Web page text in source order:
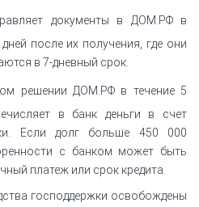
документы в ДОМ.РФ в
после их получения, где они
в 7-дневный срок.
решении ДОМ.РФ в течение 5
в банк деньги в счет
Если долг больше 450 000
с банком может быть
платеж или срок кредита.
господдержки освобождены